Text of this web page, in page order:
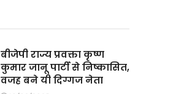
बीजेपी राज्य प्रवक्ता कृष्ण
कुमार जानू पार्टी से निष्कासित,
वजह बने यी दिग्गज नेता